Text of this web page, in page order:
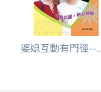
婆媳互動有門徑--